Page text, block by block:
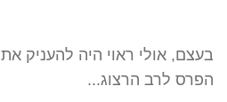
בעצם, אולי ראוי היה להעניק את
הפרס לרב הרצוג...